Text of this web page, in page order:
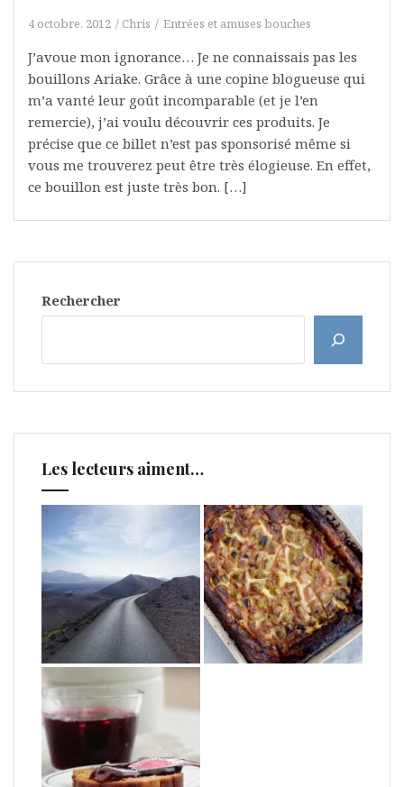
4 octobre, 2012 Chris Entrées et amuses bouches
J’avoue mon ignorance… Je ne connaissais pas les
bouillons Ariake. Grâce à une copine blogueuse qui
m’a vanté leur goût incomparable (et je l’en
remercie), j’ai voulu découvrir ces produits. Je
précise que ce billet n’est pas sponsorisé même si
vous me trouverez peut être très élogieuse. En effet,
ce bouillon est juste très bon. […]
Rechercher
Les lecteurs aiment…